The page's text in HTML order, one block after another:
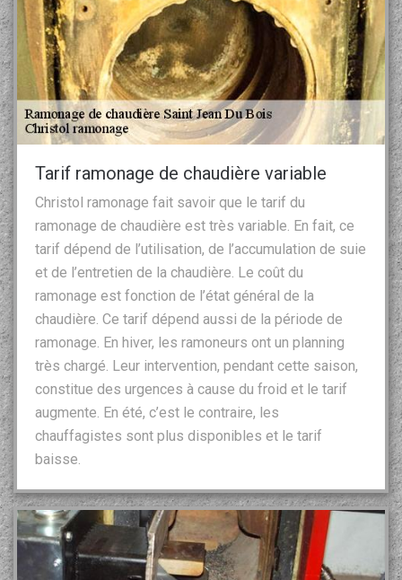
Tarif ramonage de chaudière variable
Christol ramonage fait savoir que le tarif du
ramonage de chaudière est très variable. En fait, ce
tarif dépend de l’utilisation, de l’accumulation de suie
et de l’entretien de la chaudière. Le coût du
ramonage est fonction de l’état général de la
chaudière. Ce tarif dépend aussi de la période de
ramonage. En hiver, les ramoneurs ont un planning
très chargé. Leur intervention, pendant cette saison,
constitue des urgences à cause du froid et le tarif
augmente. En été, c’est le contraire, les
chauffagistes sont plus disponibles et le tarif
baisse.